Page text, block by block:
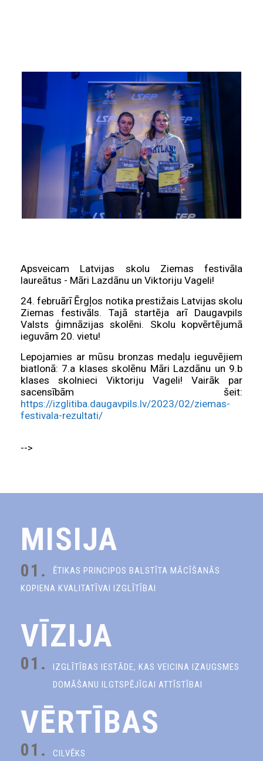
Apsveicam Latvijas skolu Ziemas festivāla
laureātus - Māri Lazdānu un Viktoriju Vageli!
24. februārī Ērgļos notika prestižais Latvijas skolu
Ziemas festivāls. Tajā startēja arī Daugavpils
Valsts ģimnāzijas skolēni. Skolu kopvērtējumā
ieguvām 20. vietu!
Lepojamies ar mūsu bronzas medaļu ieguvējiem
biatlonā: 7.a klases skolēnu Māri Lazdānu un 9.b
klases skolnieci Viktoriju Vageli! Vairāk par
sacensībām šeit:
https://izglitiba.daugavpils.lv/2023/02/ziemas-
festivala-rezultati/
-->
MISIJA
01.
ĒTIKAS PRINCIPOS BALSTĪTA MĀCĪŠANĀS
KOPIENA KVALITATĪVAI IZGLĪTĪBAI
VĪZIJA
01.
IZGLĪTĪBAS IESTĀDE, KAS VEICINA IZAUGSMES
DOMĀŠANU ILGTSPĒJĪGAI ATTĪSTĪBAI
VĒRTĪBAS
01. CILVĒKS